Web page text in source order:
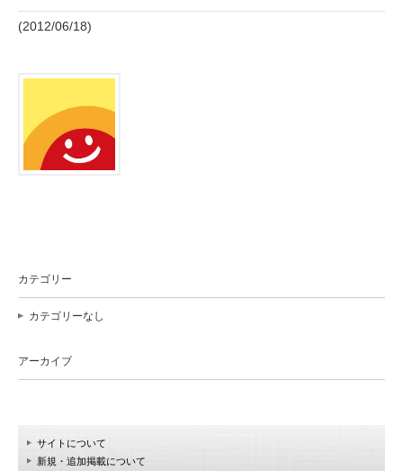
(2012/06/18)
カテゴリー
カテゴリーなし
アーカイブ
サイトについて
新規・追加掲載について